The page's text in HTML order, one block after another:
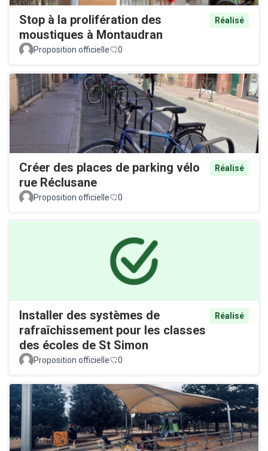
Stop à la prolifération des
moustiques à Montaudran
Réalisé
Proposition officielle 0
Créer des places de parking vélo
rue Réclusane
Réalisé
Proposition officielle 0
Installer des systèmes de
rafraîchissement pour les classes
des écoles de St Simon
Réalisé
Proposition officielle 0